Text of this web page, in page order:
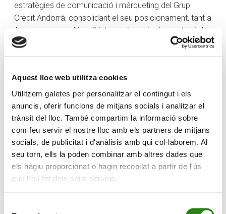
Aquest lloc web utilitza cookies
Utilitzem galetes per personalitzar el contingut i els
anuncis, oferir funcions de mitjans socials i analitzar el
trànsit del lloc. També compartim la informació sobre
com feu servir el nostre lloc amb els partners de mitjans
socials, de publicitat i d'anàlisis amb qui col·laborem. Al
seu torn, ells la poden combinar amb altres dades que
els hàgiu proporcionat o hagin recopilat a partir de l'ús
que heu fet dels seus serveis.
estratègies de comunicació i màrqueting del Grup
Crèdit Andorrà, consolidant el seu posicionament, tant a
Andorra com en l’àmbit internacional, i reforçant el full
de ruta digital i de nous canals de relació amb el client.
bancari, on va ocupar diversos càrrecs de
responsabilitat a Banco Mediolanum. També ha estat
assessora de màrqueting i comunicació de la Fundació
Muntanyencs per l’Himàlaia i responsable de
màrqueting online i xarxes socials de la consultora PSF
Strategic Consulting. Els últims tres anys ha estat la
responsable de màrqueting i comunicació de Vall
Banc.
Roca és llicenciada en Administració i Direcció
màster en mercats financers per la mateixa Universitat i